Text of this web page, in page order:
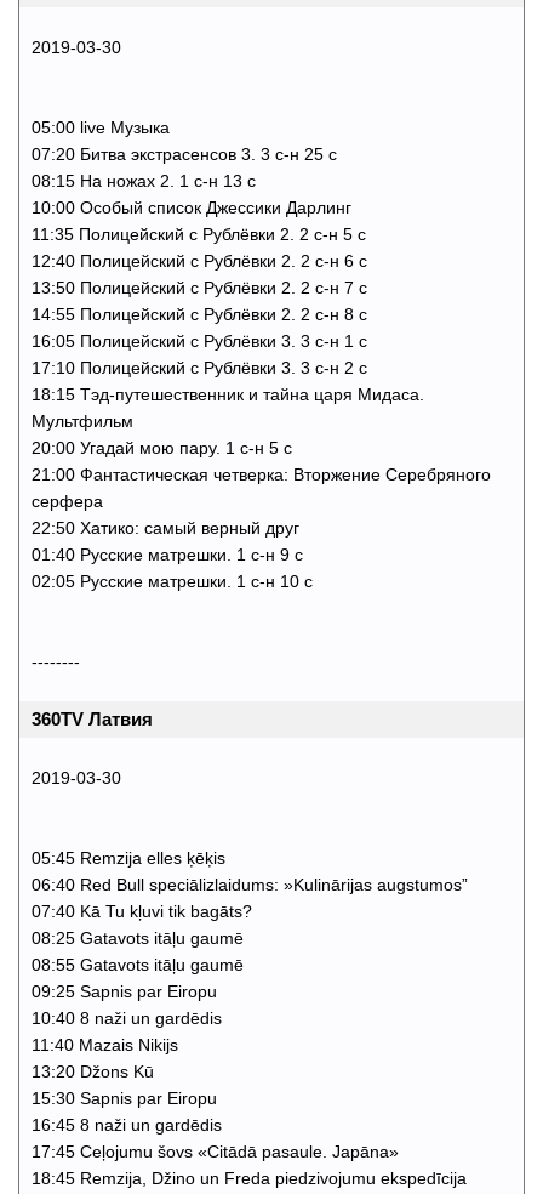
2019-03-30
05:00 live Музыка
07:20 Битва экстрасенсов 3. 3 с-н 25 с
08:15 На ножах 2. 1 с-н 13 с
10:00 Особый список Джессики Дарлинг
11:35 Полицейский с Рублёвки 2. 2 с-н 5 с
12:40 Полицейский с Рублёвки 2. 2 с-н 6 с
13:50 Полицейский с Рублёвки 2. 2 с-н 7 с
14:55 Полицейский с Рублёвки 2. 2 с-н 8 с
16:05 Полицейский с Рублёвки 3. 3 с-н 1 с
17:10 Полицейский с Рублёвки 3. 3 с-н 2 с
18:15 Тэд-путешественник и тайна царя Мидаса.
Мультфильм
20:00 Угадай мою пару. 1 с-н 5 с
21:00 Фантастическая четверка: Вторжение Серебряного
серфера
22:50 Хатико: самый верный друг
01:40 Русские матрешки. 1 с-н 9 с
02:05 Русские матрешки. 1 с-н 10 с
--------
360TV Латвия
2019-03-30
05:45 Remzija elles ķēķis
06:40 Red Bull speciālizlaidums: »Kulinārijas augstumos”
07:40 Kā Tu kļuvi tik bagāts?
08:25 Gatavots itāļu gaumē
08:55 Gatavots itāļu gaumē
09:25 Sapnis par Eiropu
10:40 8 naži un gardēdis
11:40 Mazais Nikijs
13:20 Džons Kū
15:30 Sapnis par Eiropu
16:45 8 naži un gardēdis
17:45 Ceļojumu šovs «Citādā pasaule. Japāna»
18:45 Remzija, Džino un Freda piedzivojumu ekspedīcija